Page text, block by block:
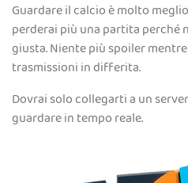
Guardare il calcio è molto
perderai più una partita
giusta. Niente più spoiler
trasmissioni in differita.
Dovrai solo collegarti a un
guardare in tempo reale.